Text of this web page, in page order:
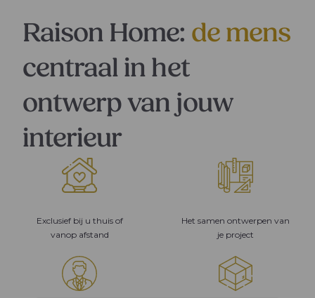
Raison Home: de mens
centraal in het
ontwerp van jouw
interieur
Exclusief bij u thuis of
vanop afstand
Het samen ontwerpen van
je project